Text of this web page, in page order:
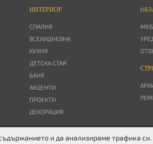
ИНТЕРИОР
СПАЛНЯ
ВСЕКИДНЕВНА
КУХНЯ
ДЕТСКА СТАЯ
БАНЯ
АКЦЕНТИ
ПРОЕКТИ
ДЕКОРАЦИЯ
TWITTER и да анализираме трафика